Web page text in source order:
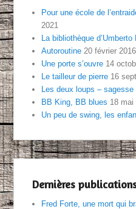
Pour une école de
2021
La bibliothèque d’Umberto
Autoroutine 20 février 2016
Une porte s’ouvre 14
Le tailleur de pierre 16
Les deux loups – sagesse
BB King, BB blues 18 mai
Un peu de swing, les
Dernières
Fred Forte, une mort qui